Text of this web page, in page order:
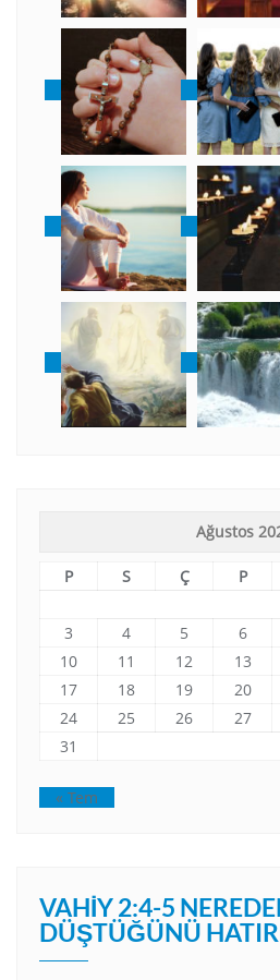
Ağustos
P S Ç P
3
4 5 6
10
11 12 13
17
18 19 20
24
25 26 27
31
« Tem
VAHIY 2:4-5
DÜŞTÜĞÜNÜ